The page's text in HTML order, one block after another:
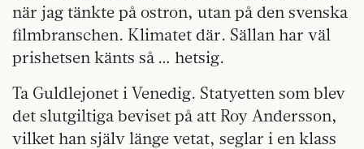
när jag tänkte på ostron, utan på den svenska
filmbranschen. Klimatet där. Sällan har väl
prishetsen känts så … hetsig.
Ta Guldlejonet i Venedig. Statyetten som blev
det slutgiltiga beviset på att Roy Andersson,
vilket han själv länge vetat, seglar i en klass